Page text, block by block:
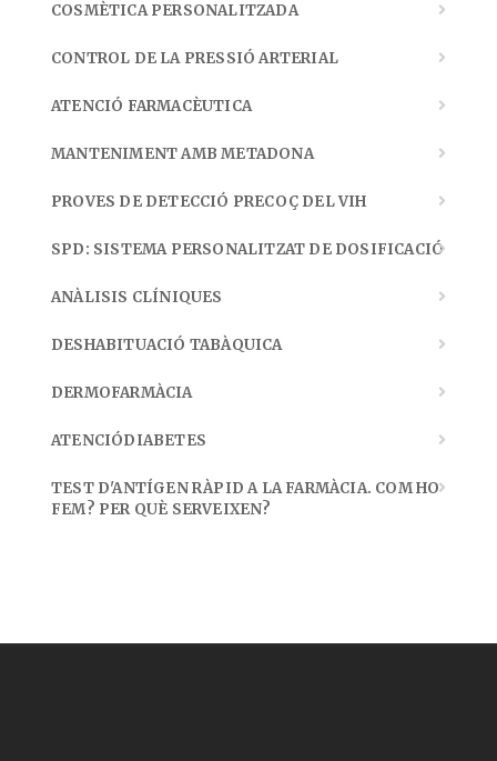
COSMÈTICA PERSONALITZADA
CONTROL DE LA PRESSIÓ ARTERIAL
ATENCIÓ FARMACÈUTICA
MANTENIMENT AMB METADONA
PROVES DE DETECCIÓ PRECOÇ DEL VIH
SPD: SISTEMA PERSONALITZAT DE DOSIFICACIÓ
ANÀLISIS CLÍNIQUES
DESHABITUACIÓ TABÀQUICA
DERMOFARMÀCIA
ATENCIÓDIABETES
TEST D'ANTÍGEN RÀPID A LA FARMÀCIA. COM HO
FEM? PER QUÈ SERVEIXEN?